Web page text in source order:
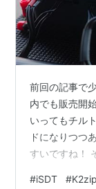
前回の記事で
内でも販売開
いってもチル
ドになりつつ
すいですね！
#iSDT #K2zip